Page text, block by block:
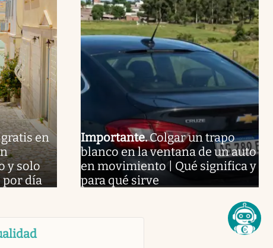
en
y solo
por día
Importante.Colgar un trapo
blanco en la ventana de un auto
en movimiento | Qué significa y
para qué sirve